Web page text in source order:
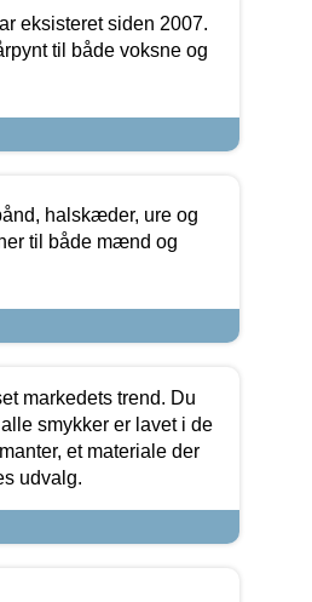
eksisteret siden 2007.
til både voksne og
halskæder, ure og
til både mænd og
markedets trend. Du
smykker er lavet i de
et materiale der
udvalg.